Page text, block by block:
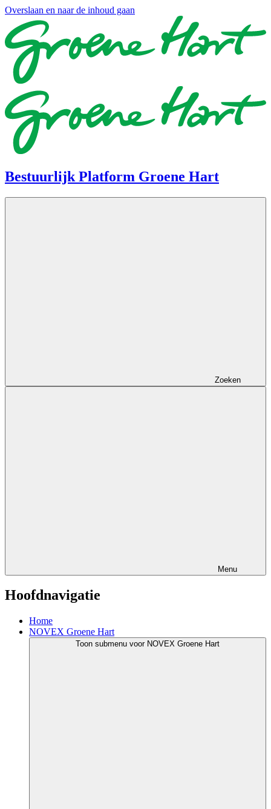
Overslaan en naar de inhoud gaan
Bestuurlijk Platform Groene Hart
Zoeken
Menu
Hoofdnavigatie
Home
NOVEX Groene Hart
Toon submenu voor NOVEX Groene Hart